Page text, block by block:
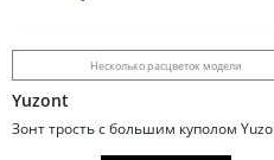
Несколько расцветок модели
Yuzont